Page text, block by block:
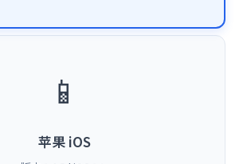
📱
苹果 iOS